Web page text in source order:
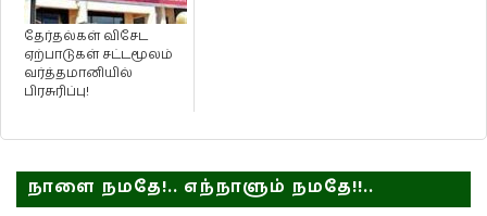
தேர்தல்கள் விசேட
ஏற்பாடுகள் சட்டமூலம்
வர்த்தமானியில்
பிரசுரிப்பு!
நாளை நமதே!.. எந்நாளும் நமதே!!..